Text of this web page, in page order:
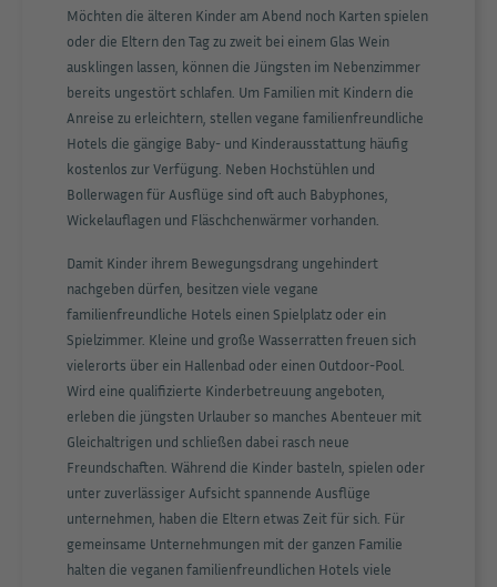
Möchten die älteren Kinder am Abend noch Karten spielen
oder die Eltern den Tag zu zweit bei einem Glas Wein
ausklingen lassen, können die Jüngsten im Nebenzimmer
bereits ungestört schlafen. Um Familien mit Kindern die
Anreise zu erleichtern, stellen vegane familienfreundliche
Hotels die gängige Baby- und Kinderausstattung häufig
kostenlos zur Verfügung. Neben Hochstühlen und
Bollerwagen für Ausflüge sind oft auch Babyphones,
Wickelauflagen und Fläschchenwärmer vorhanden.
Damit Kinder ihrem Bewegungsdrang ungehindert
nachgeben dürfen, besitzen viele vegane
familienfreundliche Hotels einen Spielplatz oder ein
Spielzimmer. Kleine und große Wasserratten freuen sich
vielerorts über ein Hallenbad oder einen Outdoor-Pool.
Wird eine qualifizierte Kinderbetreuung angeboten,
erleben die jüngsten Urlauber so manches Abenteuer mit
Gleichaltrigen und schließen dabei rasch neue
Freundschaften. Während die Kinder basteln, spielen oder
unter zuverlässiger Aufsicht spannende Ausflüge
unternehmen, haben die Eltern etwas Zeit für sich. Für
gemeinsame Unternehmungen mit der ganzen Familie
halten die veganen familienfreundlichen Hotels viele